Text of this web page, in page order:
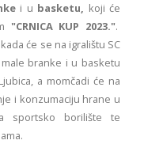
i u basketu, koji će
"CRNICA KUP 2023.".
će se na igralištu SC
branke i u basketu
a momčadi će na
i konzumaciju hrane u
sportsko borilište te